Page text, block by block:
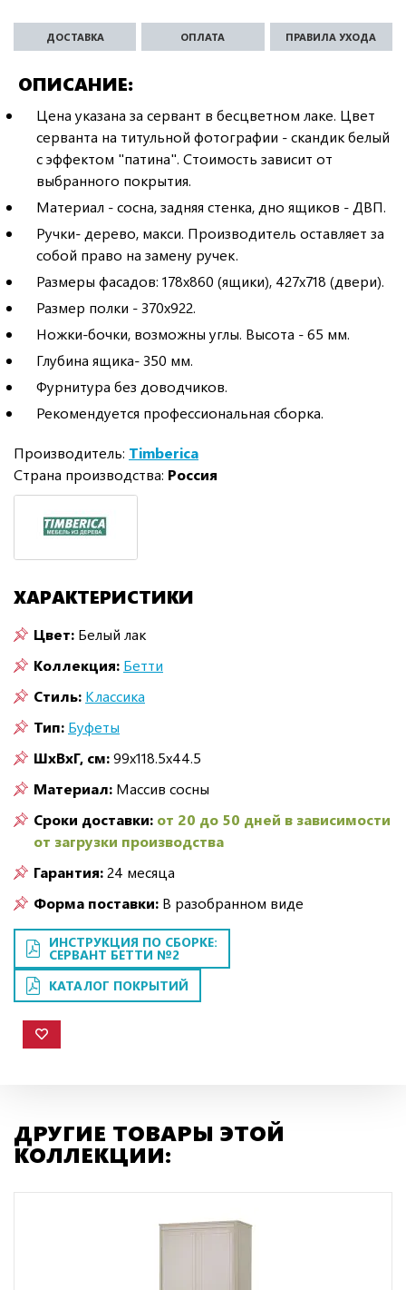
ОПИСАНИЕ
ДОСТАВКА ОПЛАТА ПРАВИЛА УХОДА
Цена указана за сервант в бесцветном лаке. Цвет
серванта на титульной фотографии - скандик белый
с эффектом "патина". Стоимость зависит от
выбранного покрытия.
Материал - сосна, задняя стенка, дно ящиков - ДВП.
Ручки- дерево, макси. Производитель оставляет за
собой право на замену ручек.
Размеры фасадов: 178х860 (ящики), 427х718 (двери).
Размер полки - 370х922.
Ножки-бочки, возможны углы. Высота - 65 мм.
Глубина ящика- 350 мм.
Фурнитура без доводчиков.
Рекомендуется профессиональная сборка.
Производитель: Timberica
Страна производства: Россия
ХАРАКТЕРИСТИКИ
Цвет: Белый лак
Коллекция: Бетти
Стиль: Классика
Тип: Буфеты
ШxВxГ, см:99x118.5x44.5
Материал: Массив сосны
Сроки доставки: от 20 до 50 дней в зависимости
от загрузки производства
Гарантия:24 месяца
Форма поставки: В разобранном виде
ИНСТРУКЦИЯ ПО СБОРКЕ:
СЕРВАНТ БЕТТИ №2
КАТАЛОГ ПОКРЫТИЙ
ДРУГИЕ ТОВАРЫ ЭТОЙ
КОЛЛЕКЦИИ: